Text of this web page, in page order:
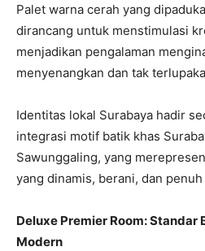
Palet warna cerah yang
dirancang untuk menstimulasi
menjadikan pengalaman
menyenangkan dan tak
Identitas lokal Surabaya hadir
integrasi motif batik khas
Sawunggaling, yang
yang dinamis, berani, dan
Deluxe Premier Room: Standar
Modern